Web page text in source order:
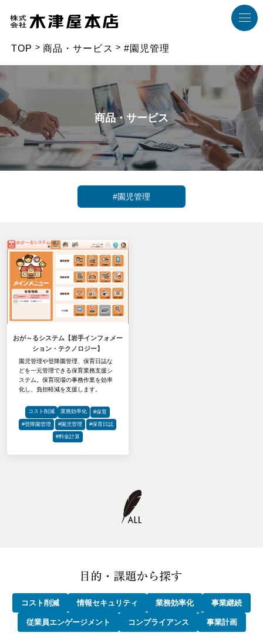
TOP 商品・サービス #園児管理
商品・サービス
#園児管理
おが～るシステム【岩手インフォメー
ション・テクノロジー】
園児管理や登降園管理、保育日誌な
どを一元管理できる保育業務支援シ
ステム。保育現場の事務作業を効率
化し、負担軽減を支援します。
コスト削減 業務効率化 #保育
#登降園管理 #園児管理 #保育日誌
#料金計算
コスト削減 情報セキュリティ 業務効率化 事業継続
従業員エンゲージメント コンプライアンス 事業計画